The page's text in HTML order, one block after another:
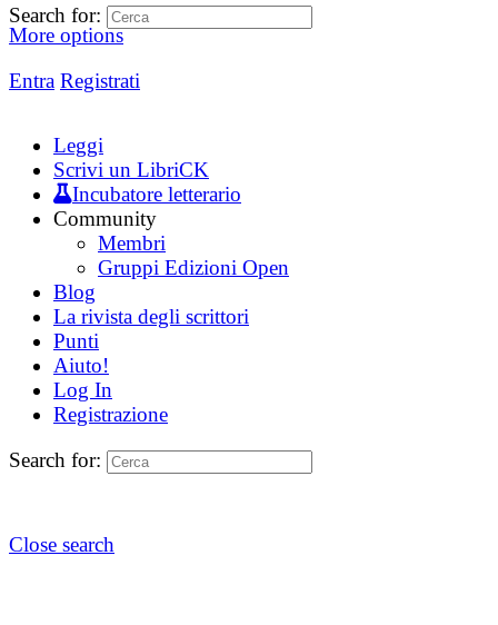
More options
Entra Registrati
Search for:
Leggi
Scrivi un LibriCK
Incubatore letterario
Community
Membri
Gruppi Edizioni Open
Blog
La rivista degli scrittori
Punti
Aiuto!
Log In
Registrazione
Search for:
Close search